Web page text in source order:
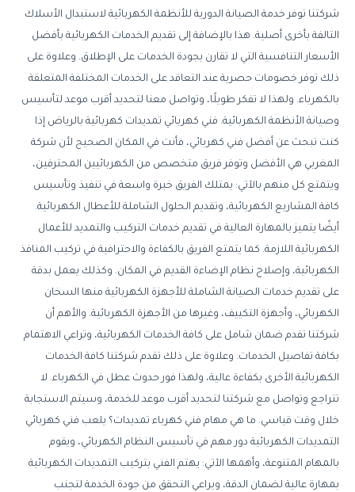
شركتنا توفر خدمة الصيانة الدورية للأنظمة الكهربائية لاستبدال الأسلاك
التالفة بأخرى أصلية. هذا بالإضافة إلى تقديم الخدمات الكهربائية بأفضل
الأسعار التنافسية التي لا تقارن بجودة الخدمات على الإطلاق. وعلاوة على
ذلك توفر خصومات حصرية عند التعاقد على الخدمات المختلفة المتعلقة
بالكهرباء. ولهذا لا تفكر طويلًا، وتواصل معنا لتحديد أقرب موعد لتأسيس
وصيانة الأنظمة الكهربائية. فني كهربائي تمديدات كهربائية بالرياض إذا
كنت تبحث عن أفضل فني كهربائي، فأنت في المكان الصحيح لأن شركة
المغربي هي الأفضل وتوفر فريق متخصص من الكهربائيين المحترفين،
ويتمتع كل منهم بالآتي: يمتلك الفريق خبرة واسعة في تنفيذ وتأسيس
كافة المشاريع الكهربائية، وتقديم الحلول الشاملة للأعطال الكهربائية.
أيضًا يتميز بالمهارة العالية في تقديم خدمات التركيب والتمديد للأعمال
الكهربائية اللازمة. كما يتمتع الفريق بالكفاءة والاحترافية في تركيب المنافذ
الكهربائية، وإصلاح نظام الإضاءة القديم في المكان. وكذلك يعمل بدقة
على تقديم خدمات الصيانة الشاملة للأجهزة الكهربائية منها السخان
الكهربائي، وأجهزة التكييف، وغيرها من الأجهزة الكهربائية. والأهم أن
شركتنا تقدم ضمان شامل على كافة الخدمات الكهربائية، وتراعي الاهتمام
بكافة تفاصيل الخدمات. وعلاوة على ذلك تقدم شركتنا كافة الخدمات
الكهربائية الأخرى بكفاءة عالية، ولهذا فور حدوث عطل في الكهرباء. لا
تتراجع وتواصل مع شركتنا لتحديد أقرب موعد للخدمة، وسيتم الاستجابة
خلال وقت قياسي. ما هي مهام فني كهرباء تمديدات؟ يلعب فني كهربائي
التمديدات الكهربائية دور مهم في تأسيس النظام الكهربائي، ويقوم
بالمهام المتنوعة، وأهمها الآتي: يهتم الفني بتركيب التمديدات الكهربائية
بمهارة عالية لضمان الدقة، ويراعي التحقق من جودة الخدمة لتجنب